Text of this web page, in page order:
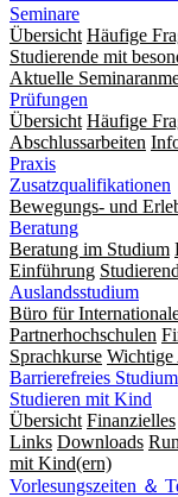
Seminare
Übersicht Häufige
Studierende mit
Aktuelle
Prüfungen
Übersicht Häufige
Abschlussarbeiten
Praxis
Zusatzqualifikationen
Bewegungs- und
Beratung
Beratung im Studium
Einführung
Auslandsstudium
Büro für
Partnerhochschulen
Sprachkurse Wichtige
Barrierefreies Studium
Studieren mit Kind
Übersicht Finanzielles
Links Downloads
mit Kind(ern)
Vorlesungszeiten ＆